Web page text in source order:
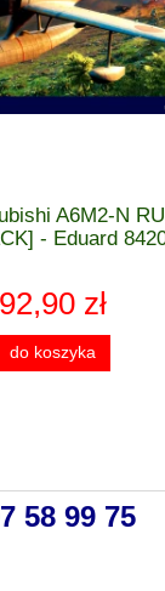
A6M2-N
- Eduard
92,90 zł
do koszyka
58 99 75